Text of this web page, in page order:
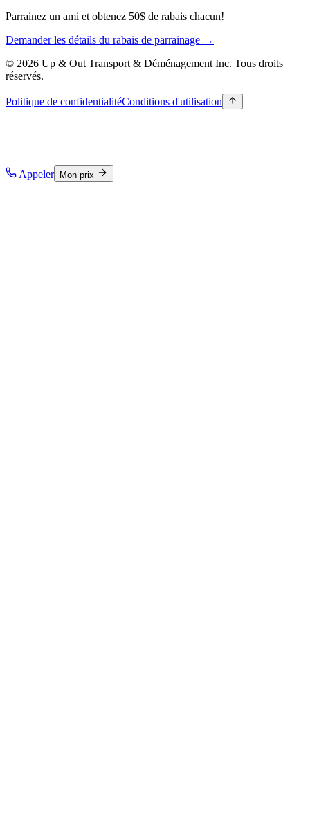
Parrainez un ami et obtenez 50$ de rabais chacun!
Demander les détails du rabais de parrainage →
© 2026 Up & Out Transport & Déménagement Inc. Tous droits
réservés.
Politique de confidentialitéConditions d'utilisation
Appeler Mon prix